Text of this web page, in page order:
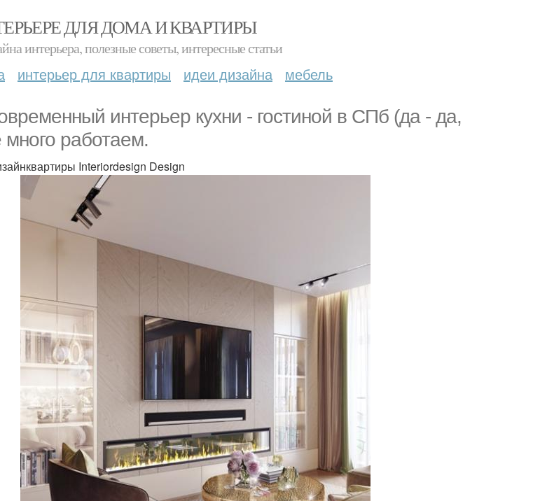
ДЛЯ ДОМА И КВАРТИРЫ
интерьера, полезные советы, интересные статьи
интерьер для квартиры идеи дизайна мебель
интерьер кухни - гостиной в СПб (да - да,
работаем.
Interiordesign Design